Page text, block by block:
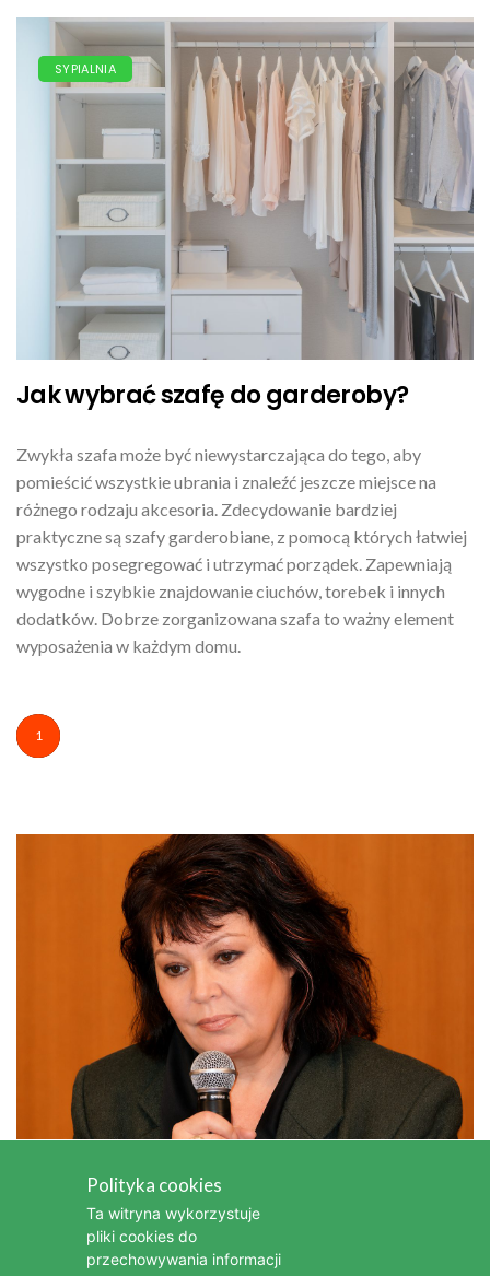
SYPIALNIA
Jak wybrać szafę do garderoby?
Zwykła szafa może być niewystarczająca do tego, aby
pomieścić wszystkie ubrania i znaleźć jeszcze miejsce na
różnego rodzaju akcesoria. Zdecydowanie bardziej
praktyczne są szafy garderobiane, z pomocą których łatwiej
wszystko posegregować i utrzymać porządek. Zapewniają
wygodne i szybkie znajdowanie ciuchów, torebek i innych
dodatków. Dobrze zorganizowana szafa to ważny element
wyposażenia w każdym domu.
1
aktorka i piosenkarka
Kim była Bonnie Tyler - legendarna wokalistka popowa i
Polityka cookies
Ta witryna wykorzystuje
pliki cookies do
przechowywania informacji